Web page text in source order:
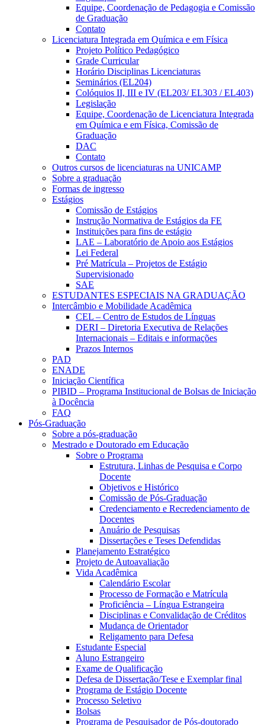
Equipe, Coordenação de Pedagogia e Comissão
de Graduação
Contato
Licenciatura Integrada em Química e em Física
Projeto Político Pedagógico
Grade Curricular
Horário Disciplinas Licenciaturas
Seminários (EL204)
Colóquios II, III e IV (EL203/ EL303 / EL403)
Legislação
Equipe, Coordenação de Licenciatura Integrada
em Química e em Física, Comissão de
Graduação
DAC
Contato
Outros cursos de licenciaturas na UNICAMP
Sobre a graduação
Formas de ingresso
Estágios
Comissão de Estágios
Instrução Normativa de Estágios da FE
Instituições para fins de estágio
LAE – Laboratório de Apoio aos Estágios
Lei Federal
Pré Matrícula – Projetos de Estágio
Supervisionado
SAE
ESTUDANTES ESPECIAIS NA GRADUAÇÃO
Intercâmbio e Mobilidade Acadêmica
CEL – Centro de Estudos de Línguas
DERI – Diretoria Executiva de Relações
Internacionais – Editais e informações
Prazos Internos
PAD
ENADE
Iniciação Científica
PIBID – Programa Institucional de Bolsas de Iniciação
à Docência
FAQ
Pós-Graduação
Sobre a pós-graduação
Mestrado e Doutorado em Educação
Sobre o Programa
Estrutura, Linhas de Pesquisa e Corpo
Docente
Objetivos e Histórico
Comissão de Pós-Graduação
Credenciamento e Recredenciamento de
Docentes
Anuário de Pesquisas
Dissertações e Teses Defendidas
Planejamento Estratégico
Projeto de Autoavaliação
Vida Acadêmica
Calendário Escolar
Processo de Formação e Matrícula
Proficiência – Língua Estrangeira
Disciplinas e Convalidação de Créditos
Mudança de Orientador
Religamento para Defesa
Estudante Especial
Aluno Estrangeiro
Exame de Qualificação
Defesa de Dissertação/Tese e Exemplar final
Programa de Estágio Docente
Processo Seletivo
Bolsas
Programa de Pesquisador de Pós-doutorado